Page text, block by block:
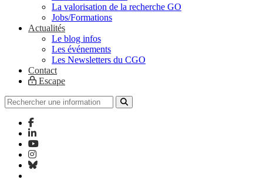
La valorisation de la recherche GO
Jobs/Formations
Actualités
Le blog infos
Les événements
Les Newsletters du CGO
Contact
Escape